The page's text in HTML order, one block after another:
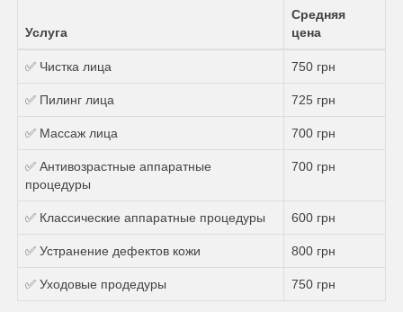
Услуга
Средняя
цена
✅ Чистка лица 750 грн
✅ Пилинг лица 725 грн
✅ Массаж лица 700 грн
✅ Антивозрастные аппаратные
процедуры
700 грн
✅ Классические аппаратные процедуры 600 грн
✅ Устранение дефектов кожи 800 грн
✅ Уходовые продедуры 750 грн